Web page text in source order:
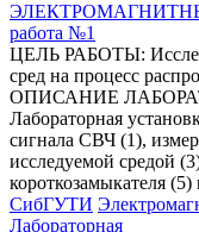
работа №1
ЦЕЛЬ РАБОТЫ:
сред на процесс
ОПИСАНИЕ
Лабораторная
сигнала СВЧ (1),
исследуемой средой
короткозамыкателя
СибГУТИ
Лабораторная